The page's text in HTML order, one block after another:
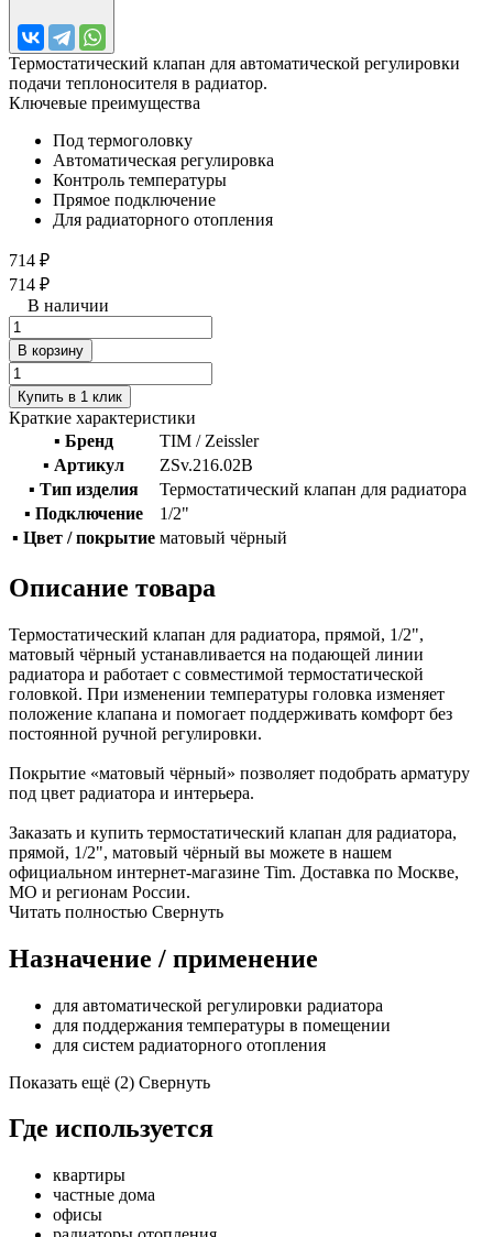
Термостатический клапан для автоматической регулировки
подачи теплоносителя в радиатор.
Ключевые преимущества
Под термоголовку
Автоматическая регулировка
Контроль температуры
Прямое подключение
Для радиаторного отопления
714 ₽
714 ₽
В наличии
В корзину
Купить в 1 клик
Краткие характеристики
▪ Бренд
TIM / Zeissler
▪ Артикул
ZSv.216.02B
▪ Тип изделия
Термостатический клапан для радиатора
▪ Подключение
1/2"
▪ Цвет / покрытие матовый чёрный
Описание товара
Термостатический клапан для радиатора, прямой, 1/2",
матовый чёрный устанавливается на подающей линии
радиатора и работает с совместимой термостатической
головкой. При изменении температуры головка изменяет
положение клапана и помогает поддерживать комфорт без
постоянной ручной регулировки.
Покрытие «матовый чёрный» позволяет подобрать арматуру
под цвет радиатора и интерьера.
Заказать и купить термостатический клапан для радиатора,
прямой, 1/2", матовый чёрный вы можете в нашем
официальном интернет-магазине Tim. Доставка по Москве,
МО и регионам России.
Читать полностью Свернуть
Назначение / применение
для автоматической регулировки радиатора
для поддержания температуры в помещении
для систем радиаторного отопления
Показать ещё (2) Свернуть
Где используется
квартиры
частные дома
офисы